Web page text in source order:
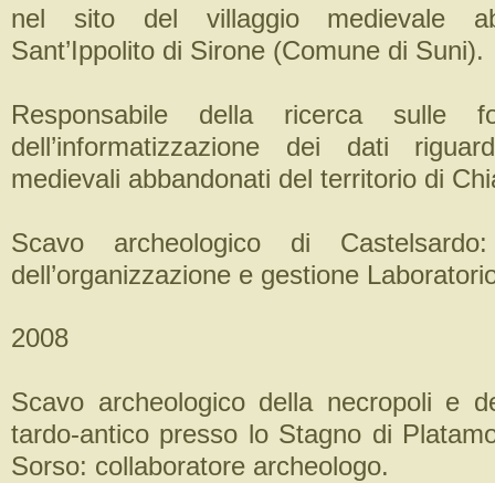
nel sito del villaggio medievale
Sant’Ippolito di Sirone (Comune di Suni).
Responsabile della ricerca sulle
dell’informatizzazione dei dati
medievali abbandonati del territorio di
Scavo archeologico di Castelsardo:
dell’organizzazione e gestione
2008
Scavo archeologico della necropoli e
tardo-antico presso lo Stagno di
Sorso: collaboratore archeologo.